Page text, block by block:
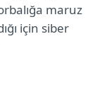
maruz
için siber